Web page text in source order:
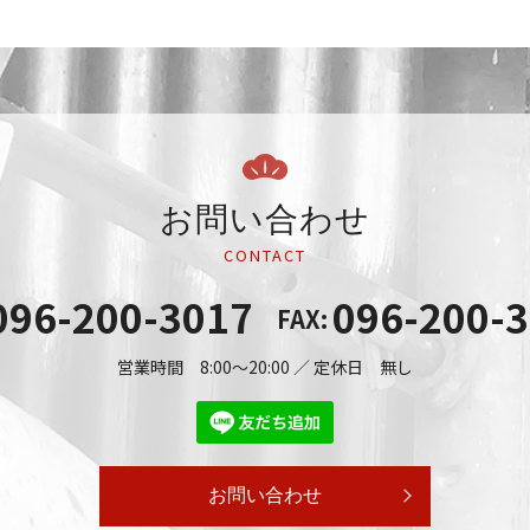
お問い合わせ
CONTACT
200-3017 FAX: 096-200-
営業時間 8:00～20:00 ／ 定休日 無し
お問い合わせ